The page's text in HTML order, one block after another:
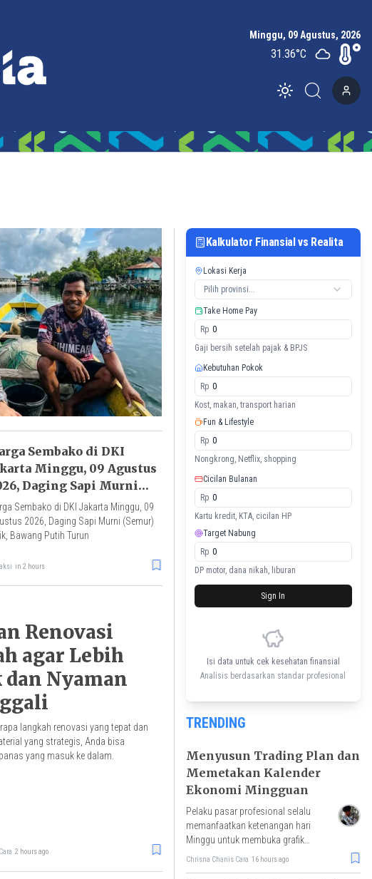
Minggu, 09 Agustus, 2026
31.36°C
Toggle theme
Sembako di DKI
Minggu, 09 Agustus
Daging Sapi Murni
Naik, Bawang Putih
Sembako di DKI Jakarta Minggu, 09
2026, Daging Sapi Murni (Semur)
Bawang Putih Turun
in 2 hours
Renovasi
agar Lebih
dan Nyaman
langkah renovasi yang tepat dan
yang strategis, Anda bisa
yang masuk ke dalam.
2 hours ago
Kalkulator Finansial vs Realita
Lokasi Kerja
Pilih provinsi...
Take Home Pay
Rp
Gaji bersih setelah pajak & BPJS
Kebutuhan Pokok
Rp
Kost, makan, transport harian
Fun & Lifestyle
Rp
Nongkrong, Netflix, shopping
Cicilan Bulanan
Rp
Kartu kredit, KTA, cicilan HP
Target Nabung
Rp
DP motor, dana nikah, liburan
Sign In
Isi data untuk cek kesehatan finansial
Analisis berdasarkan standar profesional
TRENDING
Menyusun Trading Plan dan
Memetakan Kalender
Ekonomi Mingguan
Pelaku pasar profesional selalu
memanfaatkan ketenangan hari
Minggu untuk membuka grafik
kerangka waktu besar dan
Chrisna Chanis Cara 16 hours ago